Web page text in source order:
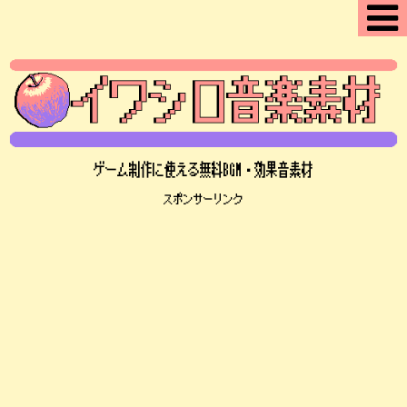
ゲーム制作に使える無料BGM・効果音素材
スポンサーリンク